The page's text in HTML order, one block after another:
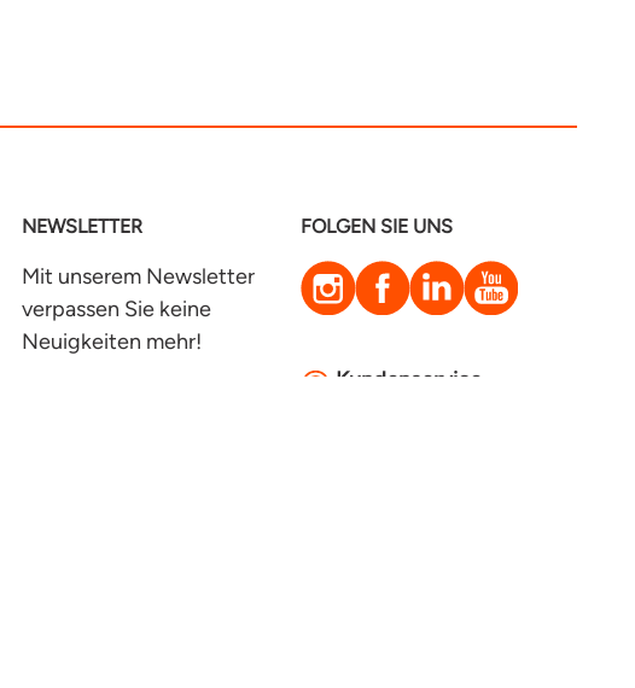
NEWSLETTER
Mit unserem Newsletter
verpassen Sie keine
Neuigkeiten mehr!
FOLGEN SIE UNS
InstagramFacebookLinkedInYouTube
Kundenservice